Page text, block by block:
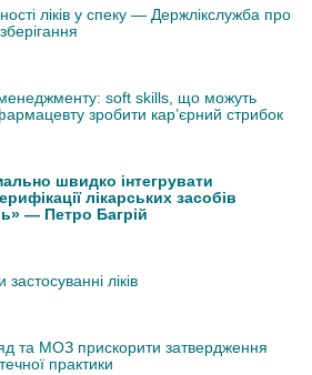
ліків у спеку — Держлікслужба про
soft skills, що можуть
зробити кар’єрний стрибок
швидко інтегрувати
лікарських засобів
— Петро Багрій
ліків
та МОЗ прискорити затвердження
практики